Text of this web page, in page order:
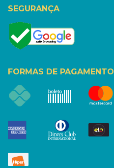
SEGURANÇA
FORMAS DE PAGAMENTO